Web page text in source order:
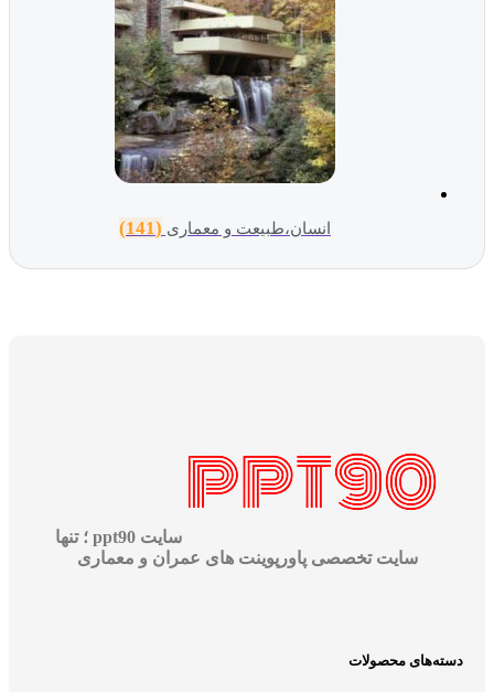
انسان،طبیعت و معماری (141)
سایت ppt90 ؛ تنها
سایت تخصصی پاورپوینت های عمران و معماری
محصولات